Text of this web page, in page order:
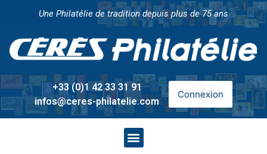
Une Philatélie de tradition depuis plus de 75 ans
+33 (0)1 42 33 31 91
infos@ceres-philatelie.com
Connexion